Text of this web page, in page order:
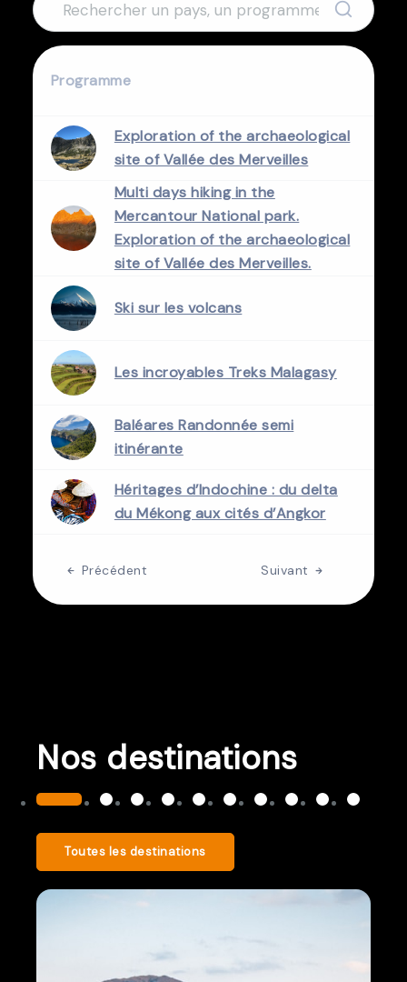
Programme
Exploration of the archaeological
site of Vallée des Merveilles
Multi days hiking in the
Mercantour National park.
Exploration of the archaeological
site of Vallée des Merveilles.
Ski sur les volcans
Les incroyables Treks Malagasy
Baléares Randonnée semi
itinérante
Héritages d’Indochine : du delta
du Mékong aux cités d’Angkor
Précédent Suivant
Nos destinations
Toutes les destinations